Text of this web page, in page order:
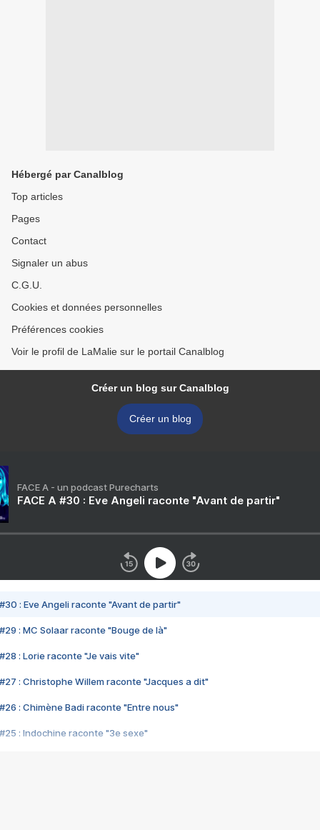
Hébergé par Canalblog
Top articles
Pages
Contact
Signaler un abus
C.G.U.
Cookies et données personnelles
Préférences cookies
Voir le profil de LaMalie sur le portail Canalblog
Créer un blog sur Canalblog
Créer un blog
FACE A - un podcast Purecharts
FACE A #30 : Eve Angeli raconte "Avant de partir"
#30 : Eve Angeli raconte "Avant de partir"
#29 : MC Solaar raconte "Bouge de là"
#28 : Lorie raconte "Je vais vite"
#27 : Christophe Willem raconte "Jacques a dit"
#26 : Chimène Badi raconte "Entre nous"
#25 : Indochine raconte "3e sexe"